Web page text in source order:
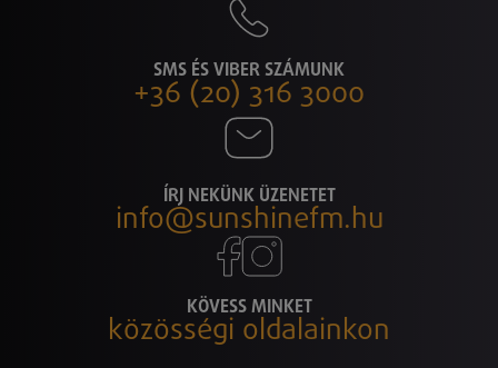
SMS ÉS VIBER SZÁMUNK
+36 (20) 316 3000
ÍRJ NEKÜNK ÜZENETET
info@sunshinefm.hu
KÖVESS MINKET
közösségi oldalainkon